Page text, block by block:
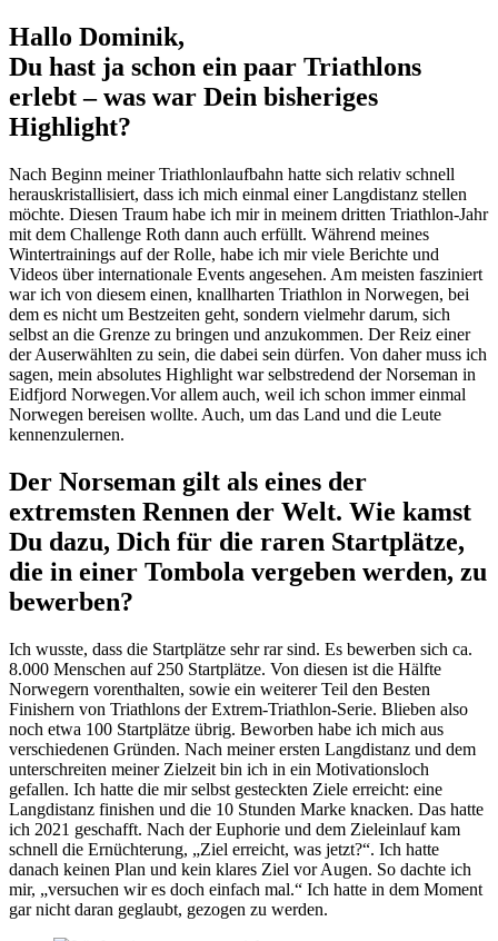
Hallo Dominik,
Du hast ja schon ein paar Triathlons
erlebt – was war Dein bisheriges
Highlight?
Nach Beginn meiner Triathlonlaufbahn hatte sich relativ schnell
herauskristallisiert, dass ich mich einmal einer Langdistanz stellen
möchte. Diesen Traum habe ich mir in meinem dritten Triathlon-Jahr
mit dem Challenge Roth dann auch erfüllt. Während meines
Wintertrainings auf der Rolle, habe ich mir viele Berichte und
Videos über internationale Events angesehen. Am meisten fasziniert
war ich von diesem einen, knallharten Triathlon in Norwegen, bei
dem es nicht um Bestzeiten geht, sondern vielmehr darum, sich
selbst an die Grenze zu bringen und anzukommen. Der Reiz einer
der Auserwählten zu sein, die dabei sein dürfen. Von daher muss ich
sagen, mein absolutes Highlight war selbstredend der Norseman in
Eidfjord Norwegen.Vor allem auch, weil ich schon immer einmal
Norwegen bereisen wollte. Auch, um das Land und die Leute
kennenzulernen.
Der Norseman gilt als eines der
extremsten Rennen der Welt. Wie kamst
Du dazu, Dich für die raren Startplätze,
die in einer Tombola vergeben werden, zu
bewerben?
Ich wusste, dass die Startplätze sehr rar sind. Es bewerben sich ca.
8.000 Menschen auf 250 Startplätze. Von diesen ist die Hälfte
Norwegern vorenthalten, sowie ein weiterer Teil den Besten
Finishern von Triathlons der Extrem-Triathlon-Serie. Blieben also
noch etwa 100 Startplätze übrig. Beworben habe ich mich aus
verschiedenen Gründen. Nach meiner ersten Langdistanz und dem
unterschreiten meiner Zielzeit bin ich in ein Motivationsloch
gefallen. Ich hatte die mir selbst gesteckten Ziele erreicht: eine
Langdistanz finishen und die 10 Stunden Marke knacken. Das hatte
ich 2021 geschafft. Nach der Euphorie und dem Zieleinlauf kam
schnell die Ernüchterung, „Ziel erreicht, was jetzt?“. Ich hatte
danach keinen Plan und kein klares Ziel vor Augen. So dachte ich
mir, „versuchen wir es doch einfach mal.“ Ich hatte in dem Moment
gar nicht daran geglaubt, gezogen zu werden.